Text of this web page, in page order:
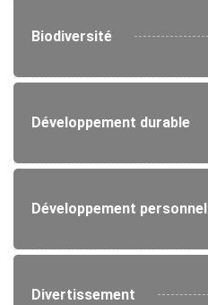
Biodiversité
Développement durable
Développement personnel
Divertissement